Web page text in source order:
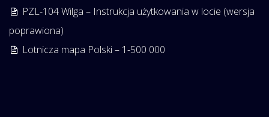
PZL-104 Wilga – Instrukcja użytkowania w locie (wersja
poprawiona)
Lotnicza mapa Polski – 1-500 000